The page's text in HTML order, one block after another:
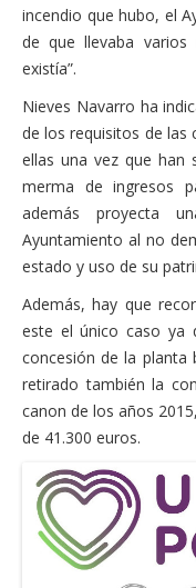
incendio que hubo, el
de que llevaba
existía”.
Nieves Navarro ha
de los requisitos de las
ellas una vez que han
merma de ingresos
además proyecta
Ayuntamiento al no
estado y uso de su
Además, hay que
este el único caso ya
concesión de la planta
retirado también la
canon de los años
de 41.300 euros.